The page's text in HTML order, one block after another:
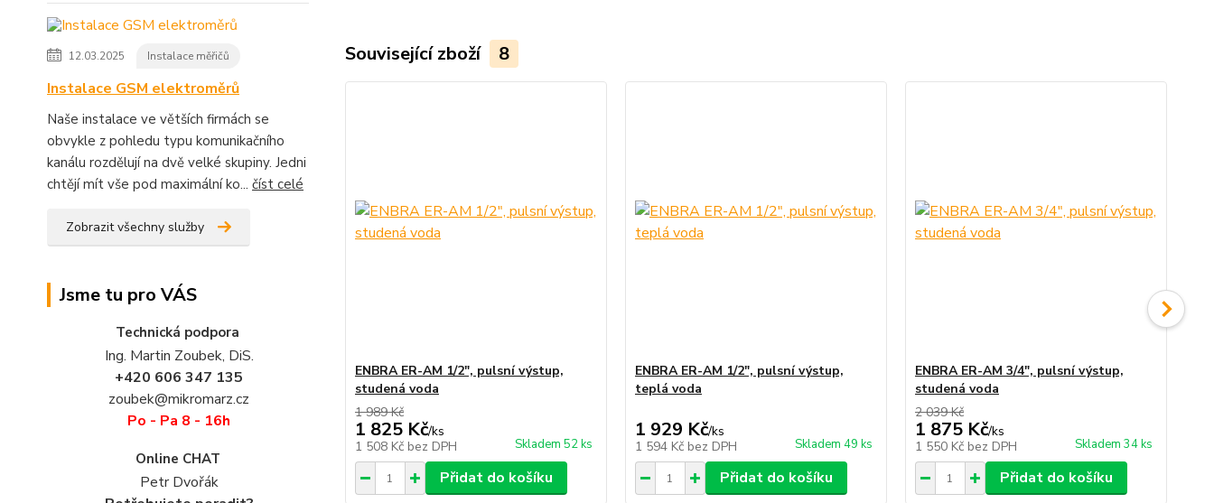
12.03.2025 Instalace měřičů
Instalace GSM elektroměrů
Naše instalace ve větších firmách se
obvykle z pohledu typu komunikačního
kanálu rozdělují na dvě velké skupiny. Jedni
chtějí mít vše pod maximální ko... číst celé
Zobrazit všechny služby
Jsme tu pro VÁS
Technická podpora
Ing. Martin Zoubek, DiS.
+420 606 347 135
zoubek@mikromarz.cz
Po - Pa 8 - 16h
Online CHAT
Petr Dvořák
Související zboží 8
ENBRA ER-AM 1/2", pulsní výstup,
studená voda
1 989 Kč
1 825 Kč/ks
1 508 Kč bez DPH Skladem 52 ks
Přidat do košíku
ENBRA ER-AM 1/2", pulsní výstup,
teplá voda
1 929 Kč/ks
1 594 Kč bez DPH Skladem 49 ks
Přidat do košíku
ENBRA ER-AM 3/4", pulsní výstup,
studená voda
2 039 Kč
1 875 Kč/ks
1 550 Kč bez DPH Skladem 34 ks
Přidat do košíku